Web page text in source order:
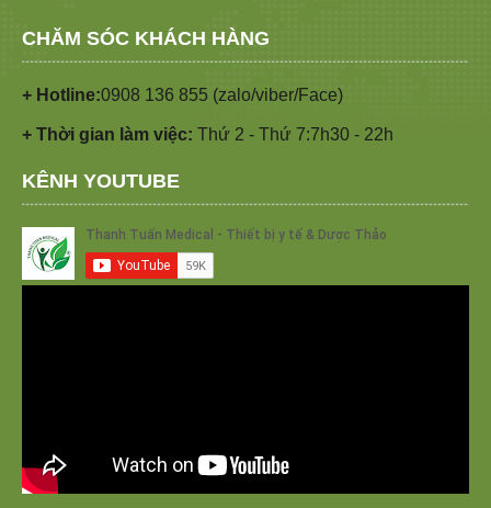
CHĂM SÓC KHÁCH HÀNG
+ Hotline:0908 136 855 (zalo/viber/Face)
+ Thời gian làm việc: Thứ 2 - Thứ 7:7h30 - 22h
KÊNH YOUTUBE